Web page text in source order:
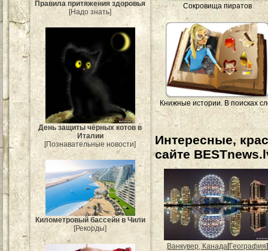
Правила притяжения здоровья
[Надо знать]
День защиты чёрных котов в
Италии
[Познавательные новости]
Километровый бассейн в Чили
[Рекорды]
Сокровища пиратов
Книжные истории. В поисках
Интересные,
сайте
Ванкувер, Канада[География]